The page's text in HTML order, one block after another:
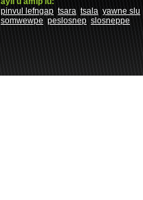
pinvul lefngap tsara tsala yawne slu
somwewpe peslosnep slosneppe